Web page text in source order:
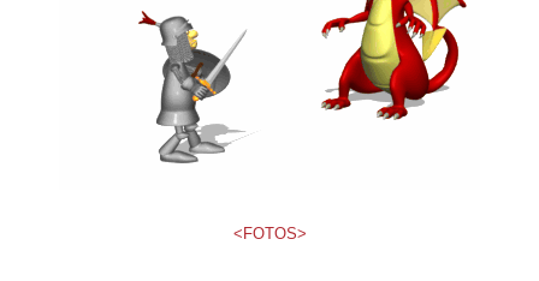
<FOTOS>